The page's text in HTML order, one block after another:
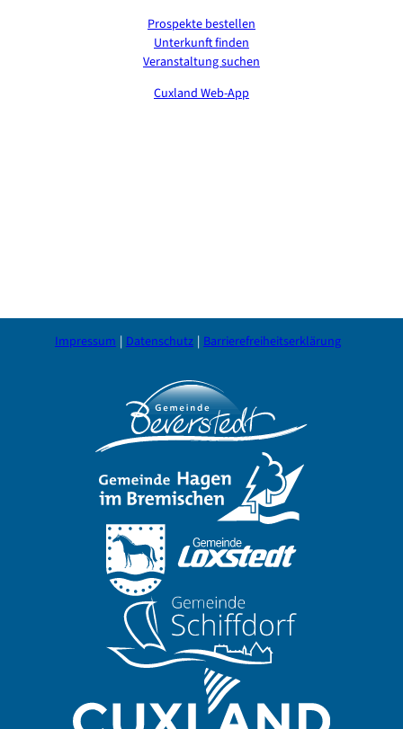
Prospekte bestellen
Unterkunft finden
Veranstaltung suchen
Cuxland Web-App
Impressum Datenschutz Barrierefreiheitserklärung